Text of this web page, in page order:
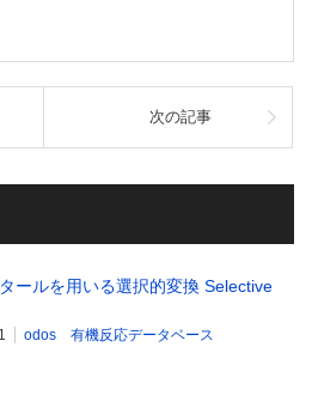
次の記事
ールを用いる選択的変換 Selective
odos 有機反応データベース